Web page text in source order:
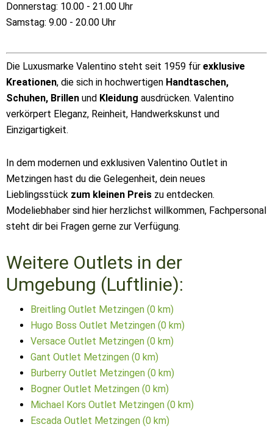
Donnerstag: 10.00 - 21.00 Uhr
Samstag: 9.00 - 20.00 Uhr
Die Luxusmarke Valentino steht seit 1959 für exklusive
Kreationen, die sich in hochwertigen Handtaschen,
Schuhen, Brillen und Kleidung ausdrücken. Valentino
verkörpert Eleganz, Reinheit, Handwerkskunst und
Einzigartigkeit.
In dem modernen und exklusiven Valentino Outlet in
Metzingen hast du die Gelegenheit, dein neues
Lieblingsstück zum kleinen Preis zu entdecken.
Modeliebhaber sind hier herzlichst willkommen, Fachpersonal
steht dir bei Fragen gerne zur Verfügung.
Weitere Outlets in der
Umgebung (Luftlinie):
Breitling Outlet Metzingen (0 km)
Hugo Boss Outlet Metzingen (0 km)
Versace Outlet Metzingen (0 km)
Gant Outlet Metzingen (0 km)
Burberry Outlet Metzingen (0 km)
Bogner Outlet Metzingen (0 km)
Michael Kors Outlet Metzingen (0 km)
Escada Outlet Metzingen (0 km)